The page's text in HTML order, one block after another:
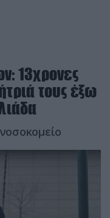
13χρονες
τους έξω